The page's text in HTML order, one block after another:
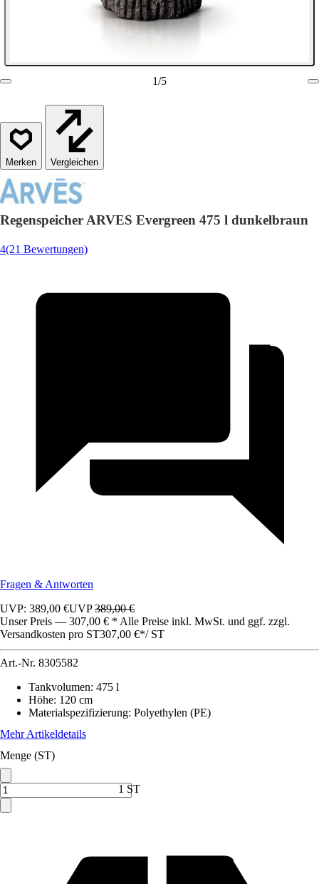
1/5
Vergleichen
Regenspeicher ARVES Evergreen 475 l dunkelbraun
4(21 Bewertungen)
Fragen & Antworten
UVP: 389,00 €UVP389,00 €
Unser Preis — 307,00 € * Alle Preise inkl. MwSt. und ggf. zzgl.
Versandkosten pro ST307,00 €*/ ST
Art.-Nr. 8305582
Tankvolumen: 475 l
Höhe: 120 cm
Materialspezifizierung: Polyethylen (PE)
Mehr Artikeldetails
Menge (ST)
1 ST